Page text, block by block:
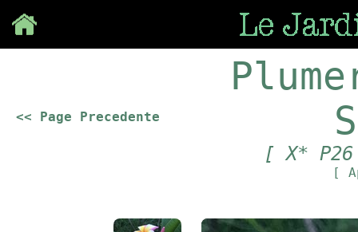
<< Page Precedente
[ X*
[